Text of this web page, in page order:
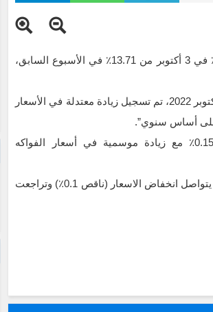
تباطأت معدلات التضخم في روسيا من حيث القيمة السنوية إلى 13.49 ٪ في 3 أكتوبر من 13.71٪ في الأسبوع السابق،
وبحسب البيانات التي قدمتها الوزارة “في الأسبوع من 27 سبتمبر إلى 3 أكتوبر 2022، تم تسجيل زيادة معتدلة في الأسعار
ووفقا للوزارة، ارتفعت الأسعار في قطاع المنتجات الغذائية بنسبة 0.15٪ مع زيادة موسمية في أسعار الفواكه
وأضافت وزارة التنمية الاقتصادية “بالنسبة للخدمات السياحية والتنظيمية، يتواصل انخفاض الاسعار (ناقص 0.1٪) وتراجعت